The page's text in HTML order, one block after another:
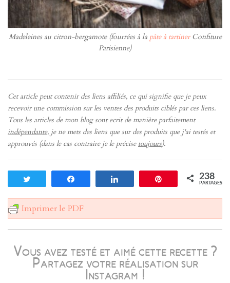
Madeleines au citron-bergamote (fourrées à la pâte à tartinerConfiture
Parisienne)
Cet article peut contenir des liens affiliés, ce qui signifie que je peux
recevoir une commission sur les ventes des produits ciblés par ces liens.
Tous les articles de mon blog sont ecrit de manière parfaitement
indépendante, je ne mets des liens que sur des produits que j'ai testés et
approuvés (dans le cas contraire je le précise toujours).
Enregistrer238
PARTAGES
Imprimer le PDF
Vous avez testé et aimé cette recette ?
Partagez votre réalisation sur
Instagram !